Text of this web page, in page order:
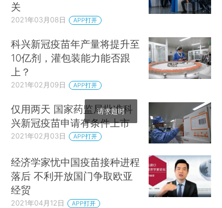
关
2021年03月08日 APP打开
科兴新冠疫苗年产量将提升至
10亿剂，灌包装能力能否跟
上？
2021年02月09日 APP打开
仅用两天 国家药监局批准科
兴新冠疫苗申请有条件上市
2021年02月03日 APP打开
经济学家忧中国疫苗接种进程
落后 不利开放国门争取欧亚
经贸
2021年04月12日 APP打开
请求超时